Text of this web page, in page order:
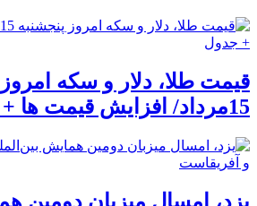
قیمت طلا، دلار و سکه
15مرداد/ افزایش قیمت ها + جدول
یزد، امسال میزبان دومین